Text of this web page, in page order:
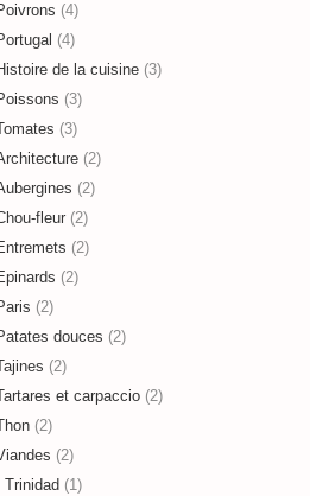
(4)
(4)
de la cuisine (3)
(3)
(3)
(2)
(2)
fleur (2)
(2)
(2)
(2)
douces (2)
(2)
et carpaccio (2)
(2)
(2)
Trinidad (1)